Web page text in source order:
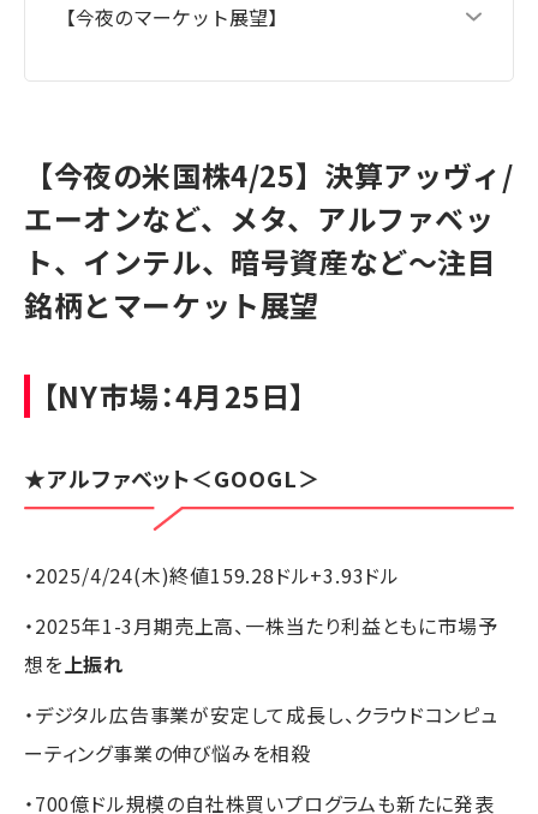
【今夜のマーケット展望】
【今夜の米国株4/25】決算アッヴィ/
エーオンなど、メタ、アルファベッ
ト、インテル、暗号資産など～注目
銘柄とマーケット展望
【NY市場：4月25日】
★アルファベット＜GOOGL＞
・2025/4/24(木)終値159.28ドル+3.93ドル
・2025年1-3月期売上高、一株当たり利益ともに市場予
想を上振れ
・デジタル広告事業が安定して成長し、クラウドコンピュ
ーティング事業の伸び悩みを相殺
・700億ドル規模の自社株買いプログラムも新たに発表